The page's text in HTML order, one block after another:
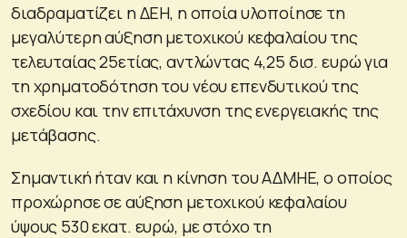
διαδραματίζει η ΔΕΗ, η οποία υλοποίησε τη
μεγαλύτερη αύξηση μετοχικού κεφαλαίου της
τελευταίας 25ετίας, αντλώντας 4,25 δισ. ευρώ για
τη χρηματοδότηση του νέου επενδυτικού της
σχεδίου και την επιτάχυνση της ενεργειακής της
μετάβασης.
Σημαντική ήταν και η κίνηση του ΑΔΜΗΕ, ο οποίος
προχώρησε σε αύξηση μετοχικού κεφαλαίου
ύψους 530 εκατ. ευρώ, με στόχο τη